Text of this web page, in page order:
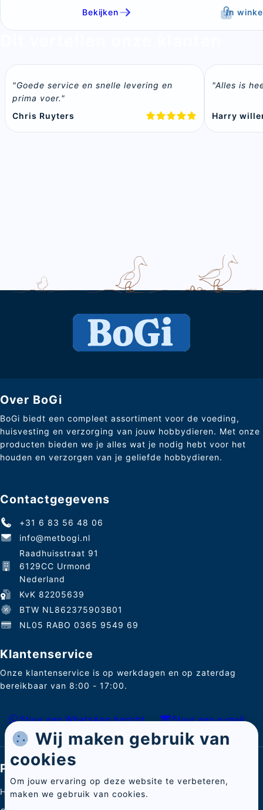
Wij maken gebruik van
cookies
Om jouw ervaring op deze website te verbeteren,
maken we gebruik van cookies.
Bekijken In
"Goede service en snelle levering en
prima voer."
Chris Ruyters
"Alles is
Harry
Over BoGi
BoGi biedt een compleet assortiment voor de voeding,
huisvesting en verzorging van jouw hobbydieren. Met onze
producten bieden we je alles wat je nodig hebt voor het
houden en verzorgen van je geliefde hobbydieren.
Contactgegevens
+31 6 83 56 48 06
info@metbogi.nl
Raadhuisstraat 91
6129CC Urmond
Nederland
KvK 82205639
BTW NL862375903B01
NL05 RABO 0365 9549 69
Klantenservice
Onze klantenservice is op werkdagen en op zaterdag
bereikbaar van 8:00 - 17:00.
Stuur een WhatsApp bericht Stuur een e-mail
Pagina's
Home